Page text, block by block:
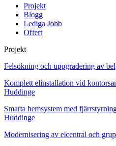
Projekt
Blogg
Lediga Jobb
Offert
Projekt
Felsökning och uppgradering av
Komplett elinstallation vid
Huddinge
Smarta hemsystem med
Huddinge
Modernisering av elcentral och